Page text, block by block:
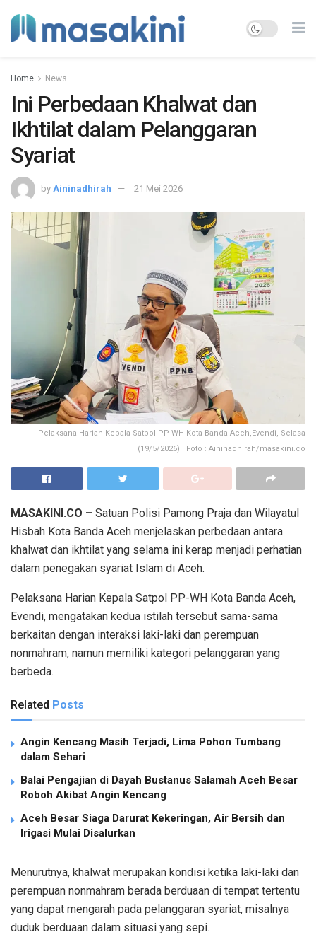
Home News
Ini Perbedaan Khalwat dan
Ikhtilat dalam Pelanggaran
Syariat
by Aininadhirah 21 Mei 2026
Pelaksana Harian Kepala Satpol PP-WH Kota Banda Aceh,Evendi, Selasa
(19/5/2026) | Foto : Aininadhirah/masakini.co
MASAKINI.CO – Satuan Polisi Pamong Praja dan Wilayatul
Hisbah Kota Banda Aceh menjelaskan perbedaan antara
khalwat dan ikhtilat yang selama ini kerap menjadi perhatian
dalam penegakan syariat Islam di Aceh.
Pelaksana Harian Kepala Satpol PP-WH Kota Banda Aceh,
Evendi, mengatakan kedua istilah tersebut sama-sama
berkaitan dengan interaksi laki-laki dan perempuan
nonmahram, namun memiliki kategori pelanggaran yang
berbeda.
Related Posts
Angin Kencang Masih Terjadi, Lima Pohon Tumbang
dalam Sehari
Balai Pengajian di Dayah Bustanus Salamah Aceh Besar
Roboh Akibat Angin Kencang
Aceh Besar Siaga Darurat Kekeringan, Air Bersih dan
Irigasi Mulai Disalurkan
Menurutnya, khalwat merupakan kondisi ketika laki-laki dan
perempuan nonmahram berada berduaan di tempat tertentu
yang dapat mengarah pada pelanggaran syariat, misalnya
duduk berduaan dalam situasi yang sepi.